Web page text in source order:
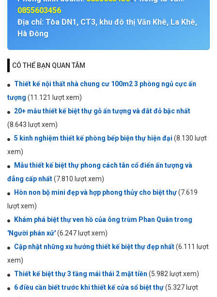
0855603456
Địa chỉ: Tòa DN1, CT3, khu đô thị Văn Khê, La Khê,
Hà Đông
CÓ THỂ BẠN QUAN TÂM
Thiết kế nội thất nhà chung cư 100m2 3 phòng ngủ cực ấn
tượng (11.121 lượt xem)
20+ mẫu thiết kế biệt thự gỗ ấn tượng và đắt đỏ bậc nhất
(8.643 lượt xem)
5 kinh nghiệm thiết kế phòng bếp biện thự hiện đại (8.130 lượt
xem)
Mẫu thiết kế biệt thự phong cách tân cổ điển ấn tượng và
đẳng cấp nhất(7.810 lượt xem)
Hòn non bộ mini đẹp và hợp phong thủy cho biệt thự(7.619
lượt xem)
Khám phá biệt thự ven hồ của ông trùm Phan Quân trong
'Người phán xử'(6.247 lượt xem)
Cập nhật những xu hướng thiết kế biệt thự đẹp nhất(6.111 lượt
xem)
Thiết kế biệt thự 3 tầng mái thái 2 mặt tiền (5.982 lượt xem)
6 điều cần biết trước khi thiết kế cửa sổ biệt thự(5.327 lượt